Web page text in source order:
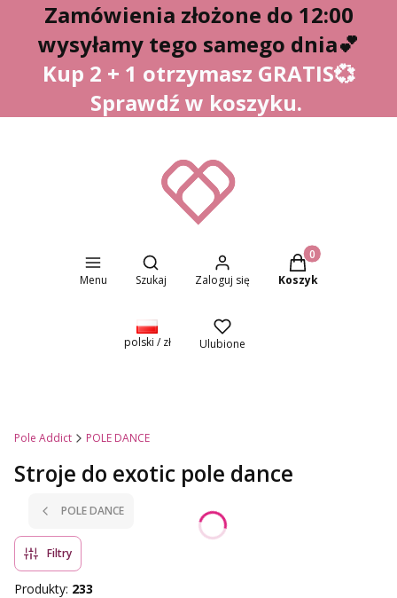
Zamówienia złożone do 12:00
wysyłamy tego samego dnia💕
Kup 2 + 1 otrzymasz GRATIS💞
Sprawdź w koszyku.
Menu
Otwórz wyszukiwarkę
Szukaj Zaloguj się
Produkty w
Koszyk
polski / zł Ulubione
Pole Addict POLE DANCE
Stroje do exotic pole dance
POLE DANCE
Filtry
Produkty: 233